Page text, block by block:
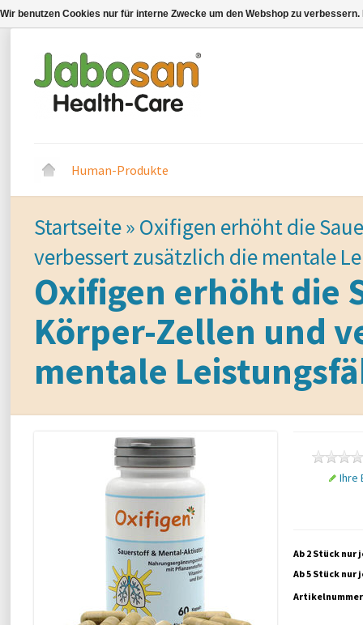
Human-Produkte
Startseite» Oxifigen erhöht die
verbessert zusätzlich die mentale
Oxifigen erhöht die
Körper-Zellen und
mentale
Ihre
Ab 2 Stück nur
Ab 5 Stück nur
Wir benutzen Cookies nur für interne Zwecke um den Webshop zu